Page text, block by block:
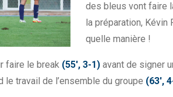
des bleus vont faire
la préparation, Kévin
quelle manière !
faire le break (55′, 3-1) avant de signer
travail de l’ensemble du groupe (63′,